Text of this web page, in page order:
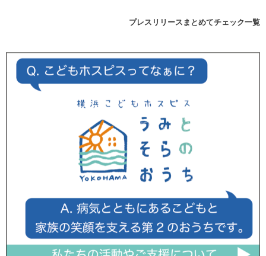
プレスリリースまとめてチェック一覧